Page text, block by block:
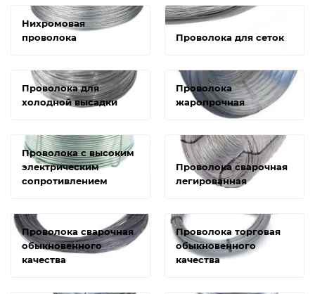
Нихромовая
проволока
Проволока для сеток
Проволока для
холодной высадки
Проволока
жаропрочная
Проволока с высоким
электрическим
сопротивлением
Проволока сварочная
легированная
Проволока сварочная
обыкновенного
качества
Проволока торговая
обыкновенного
качества